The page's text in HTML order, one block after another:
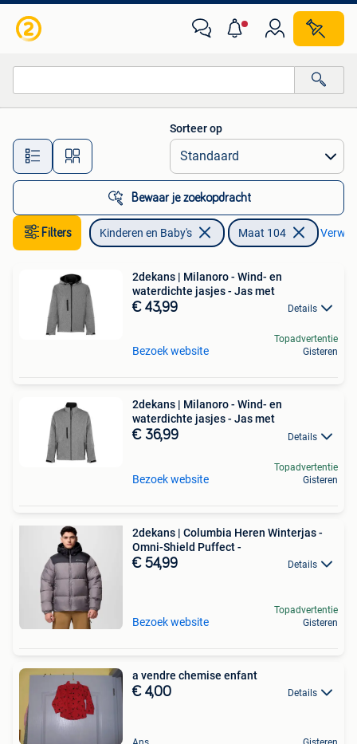
Alle afstanden…
Sorteer op
Bewaar je zoekopdracht
Filters Kinderen en Baby's Maat 104
2dekans | Milanoro - Wind- en
waterdichte jasjes - Jas met
€ 43,99 Details
Bezoek website
Topadvertentie
Gisteren
2dekans | Milanoro - Wind- en
waterdichte jasjes - Jas met
€ 36,99 Details
Bezoek website
Topadvertentie
Gisteren
2dekans | Columbia Heren Winterjas -
Omni-Shield Puffect -
€ 54,99 Details
Bezoek website
Topadvertentie
Gisteren
a vendre chemise enfant
€ 4,00 Details